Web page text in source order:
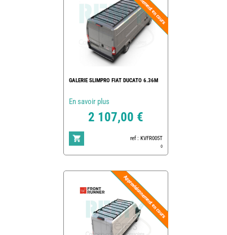
GALERIE SLIMPRO FIAT DUCATO 6.36M
En savoir plus
2 107,00 €
ref : KVFR005T
0